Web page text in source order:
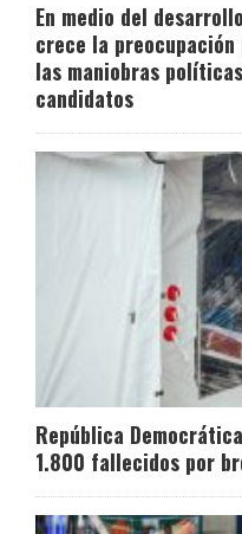
En medio del
crece la
las maniobras
candidatos
República
1.800 fallecidos por